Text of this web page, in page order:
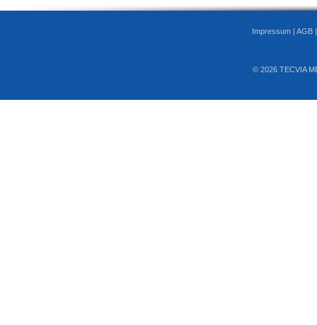
Impressum | AGB
© 2026 TECVIA